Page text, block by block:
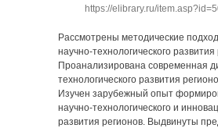
https://elibrary.ru/
Рассмотрены методические
научно-технологического развития
Проанализирована современная
технологического развития
Изучен зарубежный опыт
научно-технологического и
развития регионов. Выдвинуты